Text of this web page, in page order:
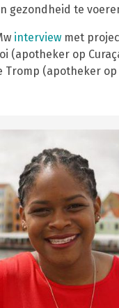
gezondheid te
interview met
(apotheker op
Tromp (apotheker op